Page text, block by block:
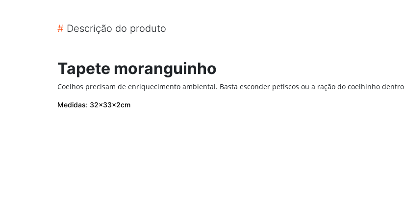
# Descrição do produto
Tapete moranguinho
Coelhos precisam de enriquecimento ambiental. Basta esconder petiscos ou a ração do coelhinho
Medidas: 32x33x2cm